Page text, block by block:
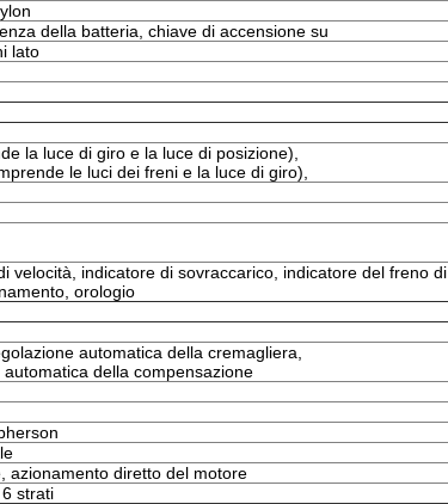
della batteria, chiave di accensione su
lato
la luce di giro e la luce di posizione),
le luci dei freni e la luce di giro),
velocità, indicatore di sovraccarico, indicatore del freno di
orologio
automatica della cremagliera,
della compensazione
azionamento diretto del motore
strati